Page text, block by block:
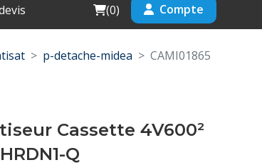
Cart
(0) Compte
p-detache-midea CAMI01865
Cassette 4V600²
Q